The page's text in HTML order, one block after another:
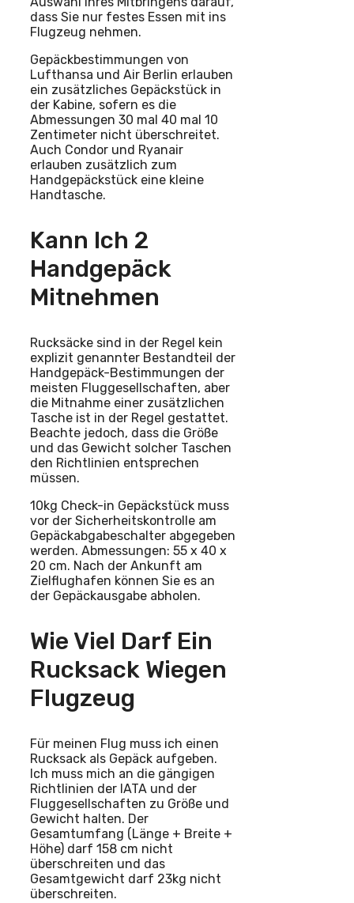
dass Sie nur festes Essen mit ins
Flugzeug nehmen.
Gepäckbestimmungen von
Lufthansa und Air Berlin erlauben
ein zusätzliches Gepäckstück in
der Kabine, sofern es die
Abmessungen 30 mal 40 mal 10
Zentimeter nicht überschreitet.
Auch Condor und Ryanair
erlauben zusätzlich zum
Handgepäckstück eine kleine
Handtasche.
Kann Ich 2
Handgepäck
Mitnehmen
Rucksäcke sind in der Regel kein
explizit genannter Bestandteil der
Handgepäck-Bestimmungen der
meisten Fluggesellschaften, aber
die Mitnahme einer zusätzlichen
Tasche ist in der Regel gestattet.
Beachte jedoch, dass die Größe
und das Gewicht solcher Taschen
den Richtlinien entsprechen
müssen.
10kg Check-in Gepäckstück muss
vor der Sicherheitskontrolle am
Gepäckabgabeschalter abgegeben
werden. Abmessungen: 55 x 40 x
20 cm. Nach der Ankunft am
Zielflughafen können Sie es an
der Gepäckausgabe abholen.
Wie Viel Darf Ein
Rucksack Wiegen
Flugzeug
Für meinen Flug muss ich einen
Rucksack als Gepäck aufgeben.
Ich muss mich an die gängigen
Richtlinien der IATA und der
Fluggesellschaften zu Größe und
Gewicht halten. Der
Gesamtumfang (Länge + Breite +
Höhe) darf 158 cm nicht
überschreiten und das
Gesamtgewicht darf 23kg nicht
überschreiten.